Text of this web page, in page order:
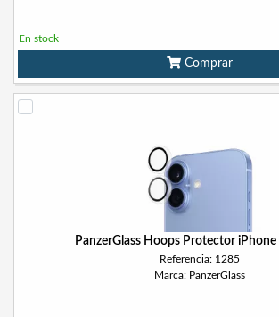
En stock
Comprar
PanzerGlass Hoops Protector
Referencia: 1285
Marca: PanzerGlass